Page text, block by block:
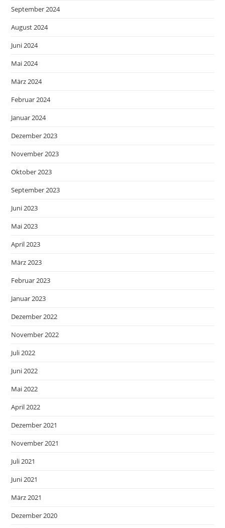
September 2024
August 2024
Juni 2024
Mai 2024
März 2024
Februar 2024
Januar 2024
Dezember 2023
November 2023
Oktober 2023
September 2023
Juni 2023
Mai 2023
April 2023
März 2023
Februar 2023
Januar 2023
Dezember 2022
November 2022
Juli 2022
Juni 2022
Mai 2022
April 2022
Dezember 2021
November 2021
Juli 2021
Juni 2021
März 2021
Dezember 2020